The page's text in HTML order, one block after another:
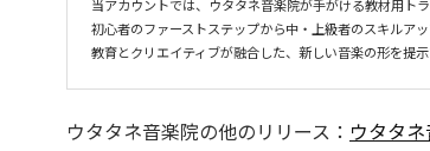
当アカウントでは、ウタタネ音楽院が手がける教材用トラ
初心者のファーストステップから中・上級者のスキルア
ウタタネ音楽院の他のリリース： ウタタ